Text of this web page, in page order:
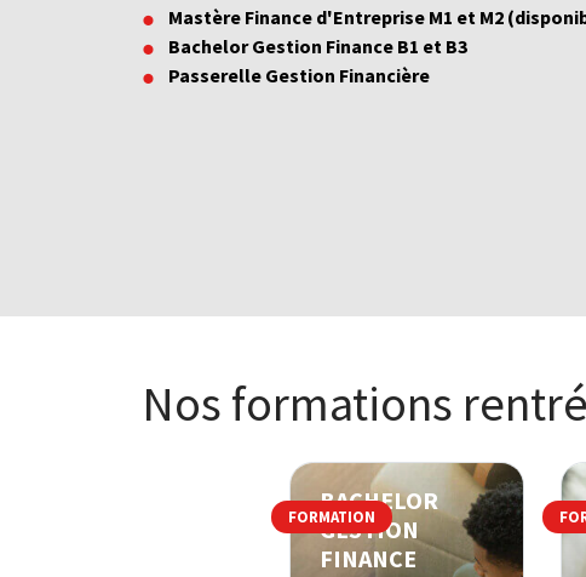
Mastère Finance d'Entreprise M1 et M2
Bachelor Gestion Finance B1 et B3
Passerelle Gestion Financière
Nos formations
BACHELOR
GESTION
FINANCE
FORMATION